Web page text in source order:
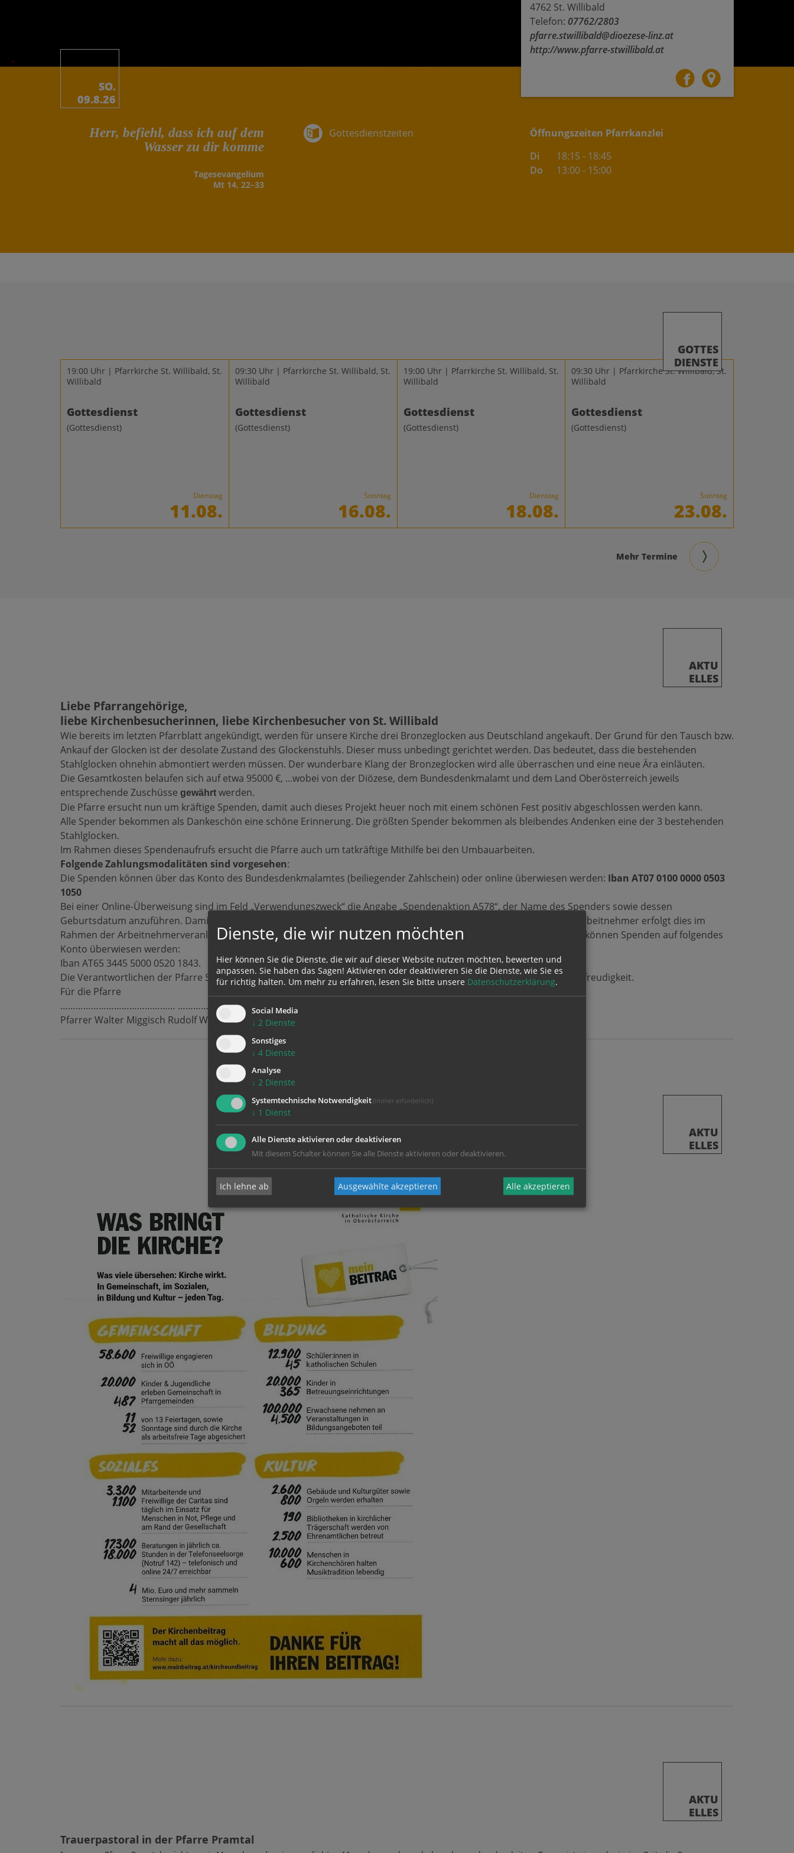
4762 St. Willibald
Telefon: 07762/2803
pfarre.stwillibald@dioezese-linz.at
http://www.pfarre-stwillibald.at
SO.
09.8.26
Herr, befiehl, dass ich auf dem
Wasser zu dir komme
Tages­evangelium
Mt 14, 22–33
Gottesdienstzeiten
Öffnungszeiten Pfarrkanzlei
Di
18:15 - 18:45
Do
13:00 - 15:00
GOTTES
DIENSTE
19:00 Uhr | Pfarrkirche St. Willibald, St.
Willibald
Gottesdienst
(Gottesdienst)
Dienstag
11.08.
09:30 Uhr | Pfarrkirche St. Willibald, St.
Willibald
Gottesdienst
(Gottesdienst)
Sonntag
16.08.
19:00 Uhr | Pfarrkirche St. Willibald, St.
Willibald
Gottesdienst
(Gottesdienst)
Dienstag
18.08.
09:30 Uhr | Pfarrkirche St. Willibald, St.
Willibald
Gottesdienst
(Gottesdienst)
Sonntag
23.08.
Mehr Termine
AKTU
ELLES
Liebe Pfarrangehörige,
liebe Kirchenbesucherinnen, liebe Kirchenbesucher von St. Willibald
Wie bereits im letzten Pfarrblatt angekündigt, werden für unsere Kirche drei Bronzeglocken aus Deutschland angekauft. Der Grund für den Tausch bzw.
Ankauf der Glocken ist der desolate Zustand des Glockenstuhls. Dieser muss unbedingt gerichtet werden. Das bedeutet, dass die bestehenden
Stahlglocken ohnehin abmontiert werden müssen. Der wunderbare Klang der Bronzeglocken wird alle überraschen und eine neue Ära einläuten.
Die Gesamtkosten belaufen sich auf etwa 95000 €, ...wobei von der Diözese, dem Bundesdenkmalamt und dem Land Oberösterreich jeweils
entsprechende Zuschüsse gewährt werden.
Die Pfarre ersucht nun um kräftige Spenden, damit auch dieses Projekt heuer noch mit einem schönen Fest positiv abgeschlossen werden kann.
Alle Spender bekommen als Dankeschön eine schöne Erinnerung. Die größten Spender bekommen als bleibendes Andenken eine der 3 bestehenden
Stahlglocken.
Im Rahmen dieses Spendenaufrufs ersucht die Pfarre auch um tatkräftige Mithilfe bei den Umbauarbeiten.
Folgende Zahlungsmodalitäten sind vorgesehen:
Die Spenden können über das Konto des Bundesdenkmalamtes (beiliegender Zahlschein) oder online überwiesen werden: Iban AT07 0100 0000 0503
1050
Bei einer Online-Überweisung sind im Feld „Verwendungszweck“ die Angabe „Spendenaktion A578“, der Name des Spenders sowie dessen
Geburtsdatum anzuführen. Damit ist der Betrag zur Gänze von der Lohn- bzw. Einkommensteuer absetzbar.
Für die Arbeitnehmer erfolgt dies im
Rahmen der Arbeitnehmerveranlagung.Für jene, die keine Steuer zahlen, liegen Zahlscheine der Pfarre bei. Alternativ können Spenden auf folgendes
Konto überwiesen werden:
Iban AT65 3445 5000 0520 1843.
Die Verantwortlichen der Pfarre St. Willibald freuen sich jetzt schon auf den neuen Klang und auf eure große Spendenfreudigkeit.
Für die Pfarre
……………………………………… ……………………………….
Pfarrer Walter Miggisch Rudolf Windpeßl
AKTU
ELLES
AKTU
ELLES
Trauerpastoral in der Pfarre Pramtal
Dienste, die wir nutzen möchten
Hier können Sie die Dienste, die wir auf dieser Website nutzen möchten, bewerten und
anpassen. Sie haben das Sagen! Aktivieren oder deaktivieren Sie die Dienste, wie Sie es
für richtig halten. Um mehr zu erfahren, lesen Sie bitte unsere Datenschutzerklärung.
Social Media
↓ 2 Dienste
Sonstiges
↓ 4 Dienste
Analyse
↓ 2 Dienste
Systemtechnische Notwendigkeit (immer erforderlich)
↓ 1 Dienst
Alle Dienste aktivieren oder deaktivieren
Mit diesem Schalter können Sie alle Dienste aktivieren oder deaktivieren.
Ich lehne ab Ausgewählte akzeptieren Alle akzeptieren